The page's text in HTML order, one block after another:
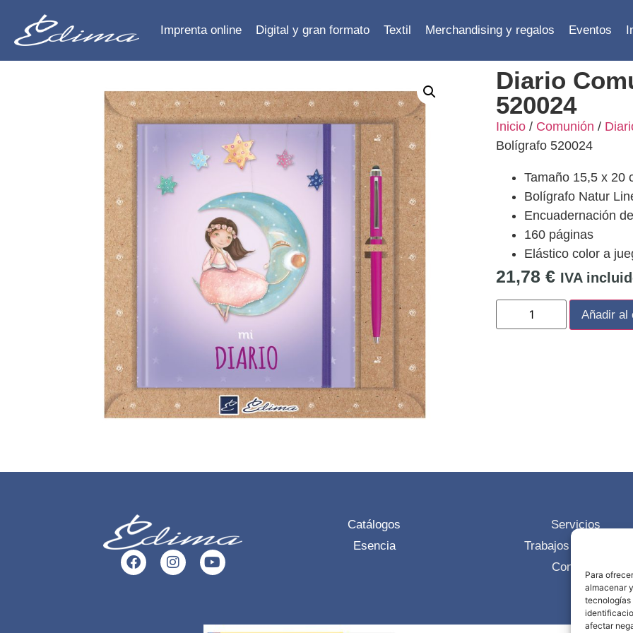
Para
almacenar
tecnologías
afectar
Imprenta online Digital y gran formato Textil Merchandising y regalos Eventos
Diario
520024
Inicio / Comunión /
Bolígrafo 520024
Tamaño 15,5 x 20
Bolígrafo Natur
Encuadernación
160 páginas
Elástico color a
21,78 € IVA
Añadir al
Catálogos
Esencia
Servicios
Trabajos realizados
Contacto